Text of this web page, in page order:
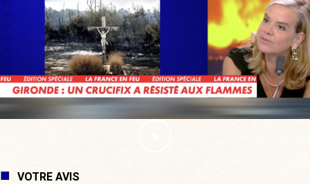
VOTRE AVIS